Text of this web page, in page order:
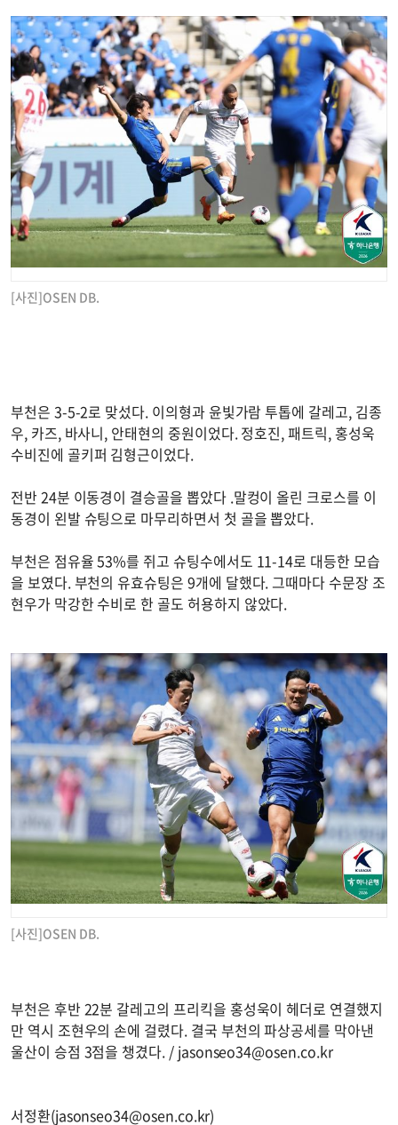
[사진]OSEN DB.
부천은 3-5-2로 맞섰다. 이의형과 윤빛가람 투톱에 갈레고, 김종
우, 카즈, 바사니, 안태현의 중원이었다. 정호진, 패트릭, 홍성욱
수비진에 골키퍼 김형근이었다.
전반 24분 이동경이 결승골을 뽑았다 .말컹이 올린 크로스를 이
동경이 왼발 슈팅으로 마무리하면서 첫 골을 뽑았다.
부천은 점유율 53%를 쥐고 슈팅수에서도 11-14로 대등한 모습
을 보였다. 부천의 유효슈팅은 9개에 달했다. 그때마다 수문장 조
현우가 막강한 수비로 한 골도 허용하지 않았다.
[사진]OSEN DB.
부천은 후반 22분 갈레고의 프리킥을 홍성욱이 헤더로 연결했지
만 역시 조현우의 손에 걸렸다. 결국 부천의 파상공세를 막아낸
울산이 승점 3점을 챙겼다. / jasonseo34@osen.co.kr
서정환(jasonseo34@osen.co.kr)